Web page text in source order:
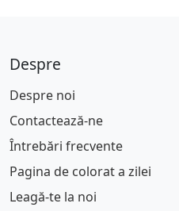
Despre
Despre noi
Contactează-ne
Întrebări frecvente
Pagina de colorat a zilei
Leagă-te la noi